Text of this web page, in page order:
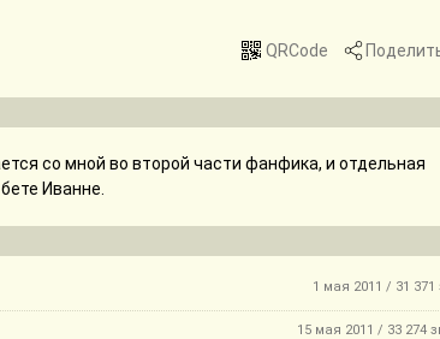
QRCode
со мной во второй части фанфика, и отдельная
Иванне.
1 мая 2011 / 31 371
15 мая 2011 / 33 274